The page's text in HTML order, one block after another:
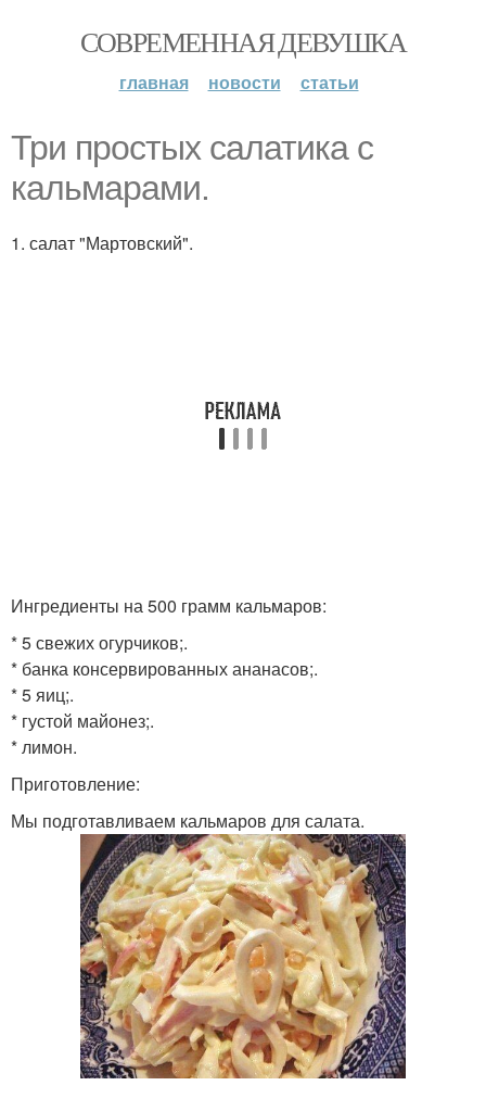
СОВРЕМЕННАЯ ДЕВУШКА
главная новости статьи
Три простых салатика с
кальмарами.
1. салат "Мартовский".
Ингредиенты на 500 грамм кальмаров:
* 5 свежих огурчиков;.
* банка консервированных ананасов;.
* 5 яиц;.
* густой майонез;.
* лимон.
Приготовление:
Мы подготавливаем кальмаров для салата.